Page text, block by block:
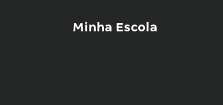
Minha Escola